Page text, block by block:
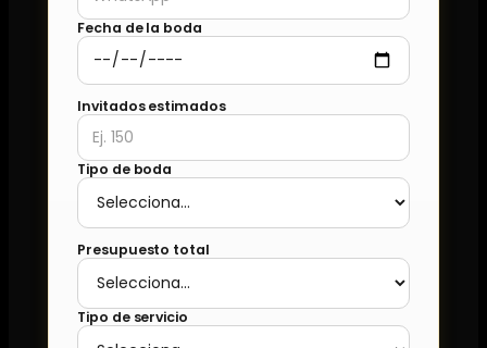
Fecha de la boda
Invitados estimados
Tipo de boda
Presupuesto total
Tipo de servicio